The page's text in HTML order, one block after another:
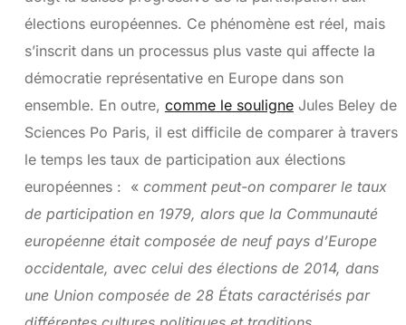
élections européennes. Ce phénomène est réel, mais
s’inscrit dans un processus plus vaste qui affecte la
démocratie représentative en Europe dans son
ensemble. En outre, comme le souligneJules Beley de
Sciences Po Paris, il est difficile de comparer à travers
le temps les taux de participation aux élections
européennes : « comment peut-on comparer le taux
de participation en 1979, alors que la Communauté
européenne était composée de neuf pays d’Europe
occidentale, avec celui des élections de 2014, dans
une Union composée de 28 États caractérisés par